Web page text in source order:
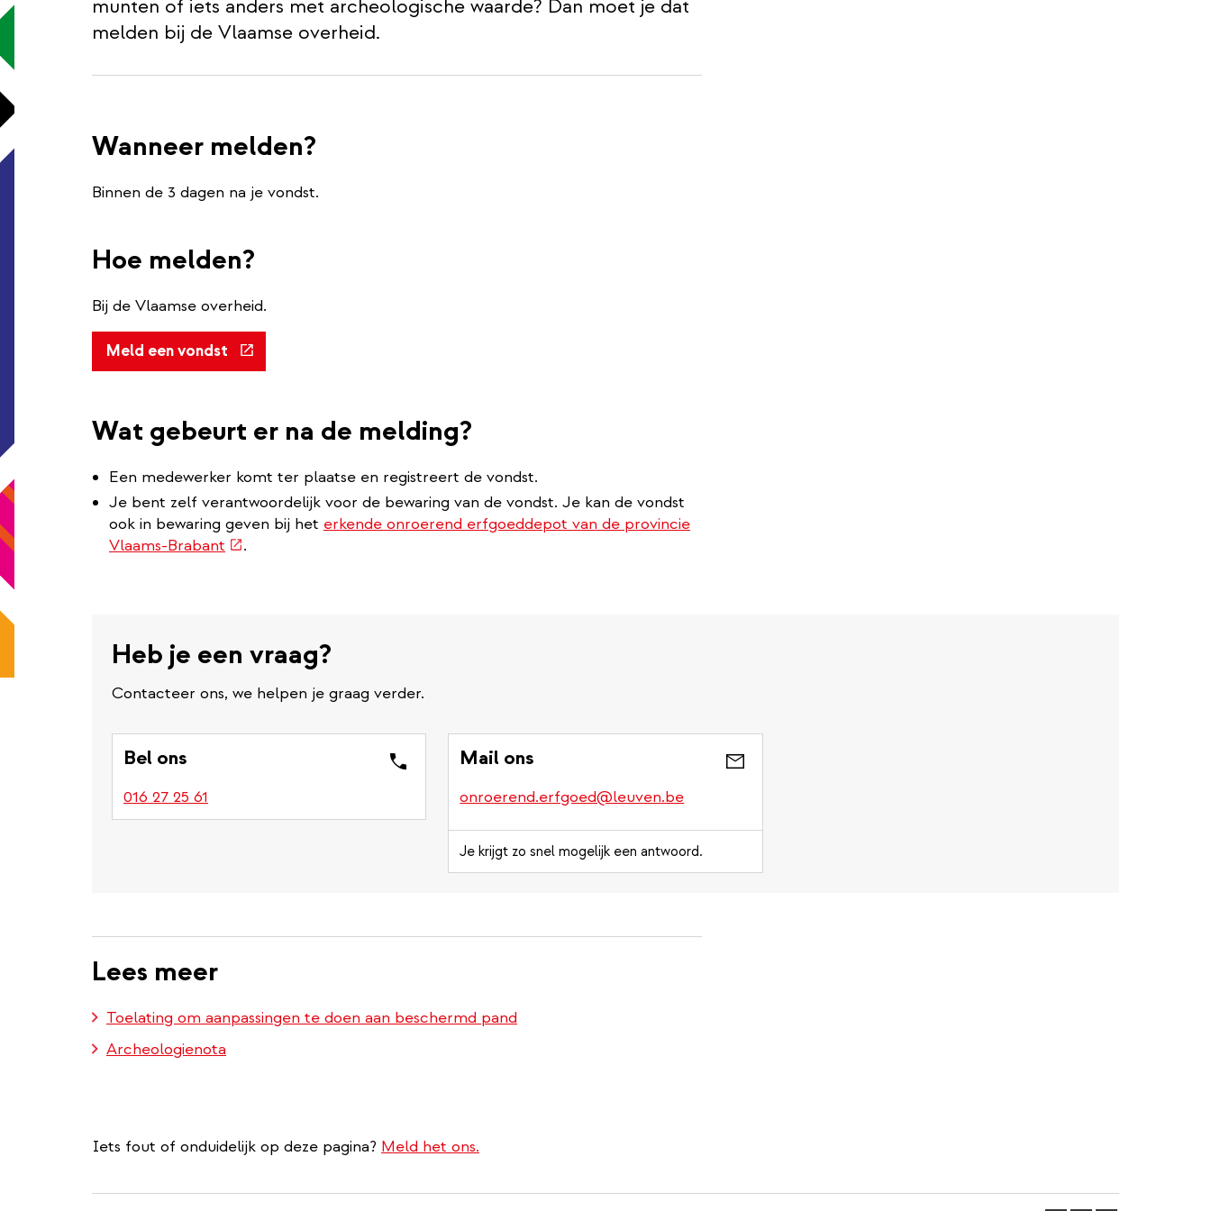
munten of iets anders met archeologische waarde? Dan moet je dat
melden bij de Vlaamse overheid.
Wanneer melden?
Binnen de 3 dagen na je vondst.
Hoe melden?
Bij de Vlaamse overheid.
Meld een vondst (externe
link)
Wat gebeurt er na de melding?
Een medewerker komt ter plaatse en registreert de vondst.
Je bent zelf verantwoordelijk voor de bewaring van de vondst. Je kan de vondst
ook in bewaring geven bij het erkende onroerend erfgoeddepot van de provincie
Vlaams-Brabant (externe
.
Heb je een vraag?
Contacteer ons, we helpen je graag verder.
Bel ons
016 27 25 61
Mail ons
onroerend.erfgoed@leuven.be
Je krijgt zo snel mogelijk een antwoord.
Lees meer
Toelating om aanpassingen te doen aan beschermd pand
Archeologienota
Iets fout of onduidelijk op deze pagina? Meld het ons.